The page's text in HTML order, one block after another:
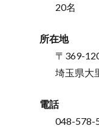
20名
所在地
〒369-
埼玉県大
電話
048-578-